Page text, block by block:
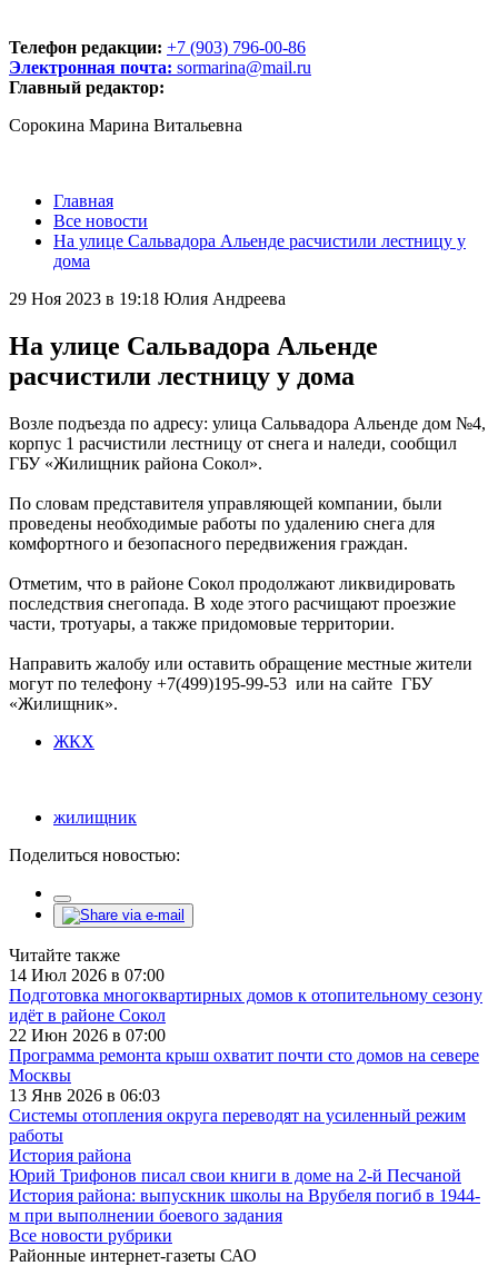
Телефон редакции: +7 (903) 796-00-86
Электронная почта: sormarina@mail.ru
Главный редактор:
Сорокина Марина Витальевна
Главная
Все новости
На улице Сальвадора Альенде расчистили лестницу у
дома
29 Ноя 2023 в 19:18 Юлия Андреева
На улице Сальвадора Альенде
расчистили лестницу у дома
Возле подъезда по адресу: улица Сальвадора Альенде дом №4,
корпус 1 расчистили лестницу от снега и наледи, сообщил
ГБУ «Жилищник района Сокол».
По словам представителя управляющей компании, были
проведены необходимые работы по удалению снега для
комфортного и безопасного передвижения граждан.
Отметим, что в районе Сокол продолжают ликвидировать
последствия снегопада. В ходе этого расчищают проезжие
части, тротуары, а также придомовые территории.
Направить жалобу или оставить обращение местные жители
могут по телефону +7(499)195-99-53 или на сайте ГБУ
«Жилищник».
ЖКХ
жилищник
Поделиться новостью:
Читайте также
14 Июл 2026 в 07:00
Подготовка многоквартирных домов к отопительному сезону
идёт в районе Сокол
22 Июн 2026 в 07:00
Программа ремонта крыш охватит почти сто домов на севере
Москвы
13 Янв 2026 в 06:03
Системы отопления округа переводят на усиленный режим
работы
История района
Юрий Трифонов писал свои книги в доме на 2-й Песчаной
История района: выпускник школы на Врубеля погиб в 1944-
м при выполнении боевого задания
Все новости рубрики
Районные интернет-газеты САО